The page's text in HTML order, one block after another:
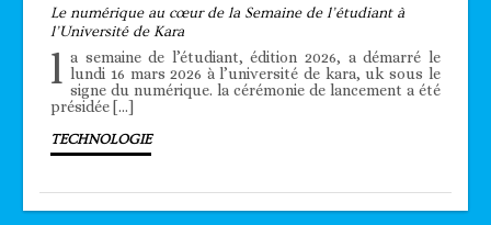
Le numérique au cœur de la Semaine de l’étudiant à
l’Université de Kara
l a semaine de l’étudiant, édition 2026, a démarré le
lundi 16 mars 2026 à l’université de kara, uk sous le
signe du numérique. la cérémonie de lancement a été
présidée […]
TECHNOLOGIE